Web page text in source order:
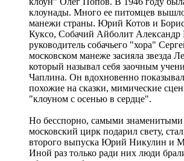
клоунады. Много ее питомцев
манежи страны. Юрий Котов и
Куксо, Собачий Айболит Александр
руководитель собачьего "хора"
московском манеже засияла звезда
который называл себя заочным
Чаплина. Он вдохновенно
похожие на сказки, мимические
"клоуном с осенью в сердце".
Но бесспорно, самыми
московский цирк подарил свету,
второго выпуска Юрий Никулин и
Иной раз только ради них люди